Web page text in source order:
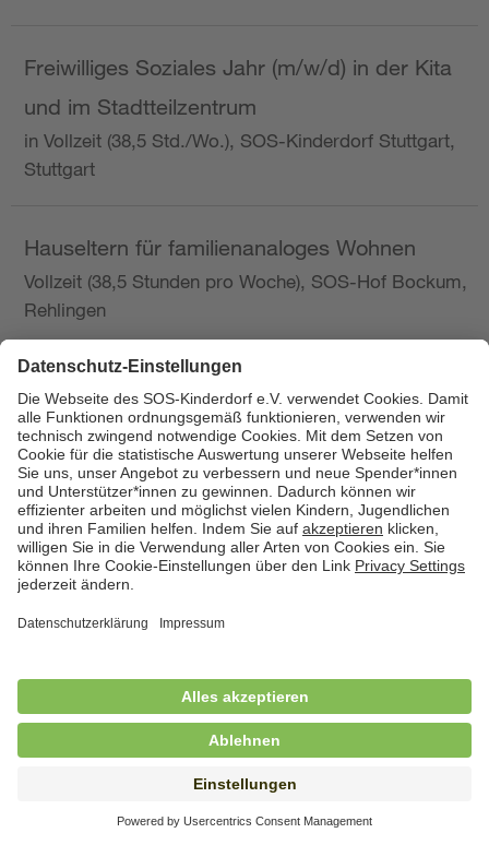
Freiwilliges Soziales Jahr (m/w/d) in der Kita
und im Stadtteilzentrum
in Vollzeit (38,5 Std./Wo.), SOS-Kinderdorf Stuttgart,
Stuttgart
Hauseltern für familienanaloges Wohnen
Vollzeit (38,5 Stunden pro Woche), SOS-Hof Bockum,
Rehlingen
Hauswirtschafterin / Köchin (m/w/d) als
Ausbilderin (m/w/d) im Bereich
Nahrungszubereitung
in Vollzeit (38,5 Std./Wo.), SOS-Kinderdorf
Saarbrücken, Saarbrücken
Hauswirtschaftskraft (m/w/d)
in unbefristeter Anstellung, Teilzeit (25 Std./Wo.), SOS-